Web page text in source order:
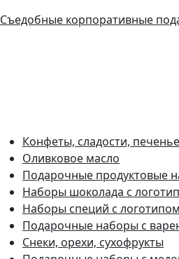
Съедобные корпоративные
Конфеты, сладости, печенье
Оливковое масло
Подарочные продуктовые
Наборы шоколада с
Наборы специй с логотипом
Подарочные наборы с
Снеки, орехи, сухофрукты